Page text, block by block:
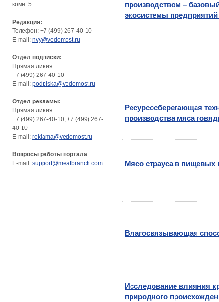
комн. 5
Редакция:
Телефон: +7 (499) 267-40-10
E-mail: nvy@vedomost.ru
Отдел подписки:
Прямая линия:
+7 (499) 267-40-10
E-mail: podpiska@vedomost.ru
Отдел рекламы:
Прямая линия:
+7 (499) 267-40-10, +7 (499) 267-
40-10
E-mail: reklama@vedomost.ru
Вопросы работы портала:
E-mail: support@meatbranch.com
производством –
экосистемы
Ресурсосберегающая
производства мяса
Мясо страуса в пищевых
Влагосвязывающая
Исследование влияния
природного